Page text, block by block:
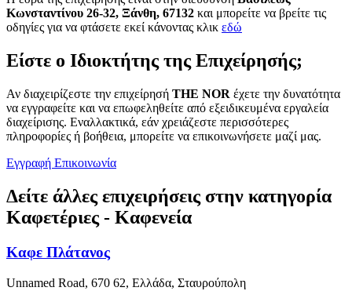
Κωνσταντίνου 26-32, Ξάνθη, 67132 και μπορείτε να βρείτε τις
οδηγίες για να φτάσετε εκεί κάνοντας κλικ εδώ
Είστε ο Ιδιοκτήτης της Επιχείρησής;
Αν διαχειρίζεστε την επιχείρησή THE NOR έχετε την δυνατότητα
να εγγραφείτε και να επωφεληθείτε από εξειδικευμένα εργαλεία
διαχείρισης. Εναλλακτικά, εάν χρειάζεστε περισσότερες
πληροφορίες ή βοήθεια, μπορείτε να επικοινωνήσετε μαζί μας.
Εγγραφή Επικοινωνία
Δείτε άλλες επιχειρήσεις στην κατηγορία
Καφετέριες - Καφενεία
Καφε Πλάτανος
Unnamed Road, 670 62, Ελλάδα, Σταυρούπολη